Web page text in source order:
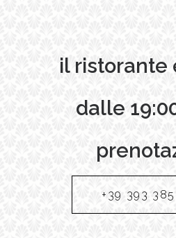
il ristorante
dalle
+39 393